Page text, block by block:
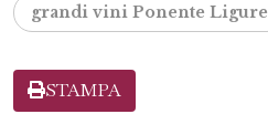
grandi vini Ponente Ligure
STAMPA